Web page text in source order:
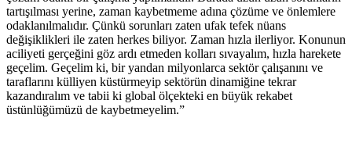
tartışılması yerine, zaman kaybetmeme adına çözüme ve önlemlere
odaklanılmalıdır. Çünkü sorunları zaten ufak tefek nüans
değişiklikleri ile zaten herkes biliyor. Zaman hızla ilerliyor. Konunun
aciliyeti gerçeğini göz ardı etmeden kolları sıvayalım, hızla harekete
geçelim. Geçelim ki, bir yandan milyonlarca sektör çalışanını ve
taraflarını külliyen küstürmeyip sektörün dinamiğine tekrar
kazandıralım ve tabii ki global ölçekteki en büyük rekabet
üstünlüğümüzü de kaybetmeyelim.”